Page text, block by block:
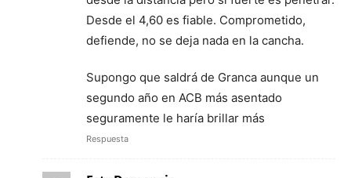
Desde el 4,60 es fiable. Comprometido,
defiende, no se deja nada en la cancha.
Supongo que saldrá de Granca aunque un
segundo año en ACB más asentado
seguramente le haría brillar más
Respuesta